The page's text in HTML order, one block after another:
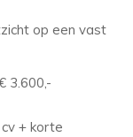
op een vast
3.600,-
+ korte